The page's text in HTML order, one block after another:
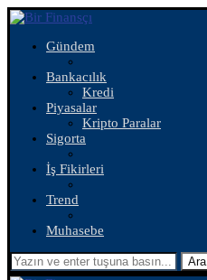
Gündem
Bankacılık
Kredi
Piyasalar
Kripto Paralar
Sigorta
İş Fikirleri
Trend
Muhasebe
Ara